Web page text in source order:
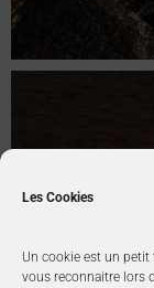
Les Cookies
Un cookie est un
vous reconnaitre lors